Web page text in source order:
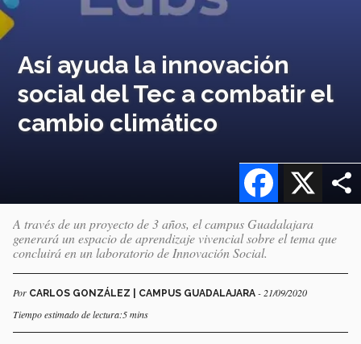
Así ayuda la innovación
social del Tec a combatir el
cambio climático
X
Facebook
A través de un proyecto de 3 años, el campus Guadalajara
generará un espacio de aprendizaje vivencial sobre el tema que
concluirá en un laboratorio de Innovación Social.
Por CARLOS GONZÁLEZ | CAMPUS GUADALAJARA - 21/09/2020
Tiempo estimado de lectura:5 mins